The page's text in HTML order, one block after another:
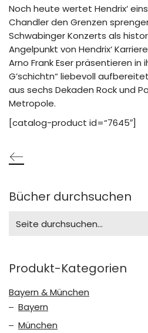
Noch heute wertet Hendrix‘
Chandler den Grenzen
Schwabinger Konzerts als
Angelpunkt von Hendrix‘
Arno Frank Eser präsentieren in
G’schichtn“ liebevoll
aus sechs Dekaden Rock und
Metropole.
[catalog-product id=“7645″]
Bücher durchsuchen
for:
Produkt-Kategorien
Bayern & München
Bayern
München